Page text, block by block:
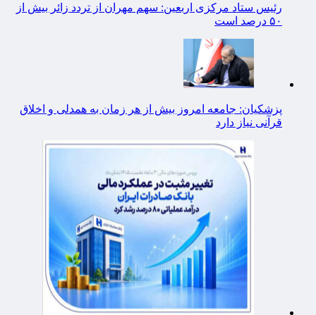
رئیس ستاد مرکزی اربعین: سهم مهران از تردد زائر بیش از
۵۰ درصد است
پزشکیان: جامعه امروز بیش از هر زمان به همدلی و اخلاق
قرآنی نیاز دارد